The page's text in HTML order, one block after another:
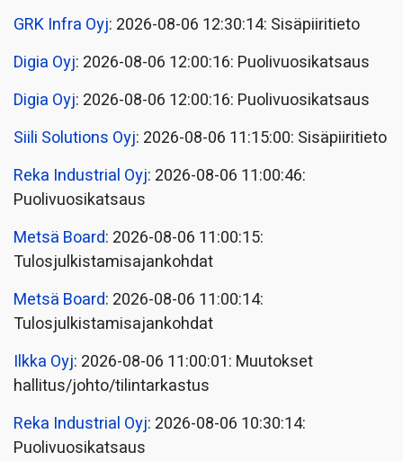
GRK Infra Oyj: 2026-08-06 12:30:14: Sisäpiiritieto
Digia Oyj: 2026-08-06 12:00:16: Puolivuosikatsaus
Digia Oyj: 2026-08-06 12:00:16: Puolivuosikatsaus
Siili Solutions Oyj: 2026-08-06 11:15:00: Sisäpiiritieto
Reka Industrial Oyj: 2026-08-06 11:00:46:
Puolivuosikatsaus
Metsä Board: 2026-08-06 11:00:15:
Tulosjulkistamisajankohdat
Metsä Board: 2026-08-06 11:00:14:
Tulosjulkistamisajankohdat
Ilkka Oyj: 2026-08-06 11:00:01: Muutokset
hallitus/johto/tilintarkastus
Reka Industrial Oyj: 2026-08-06 10:30:14:
Puolivuosikatsaus